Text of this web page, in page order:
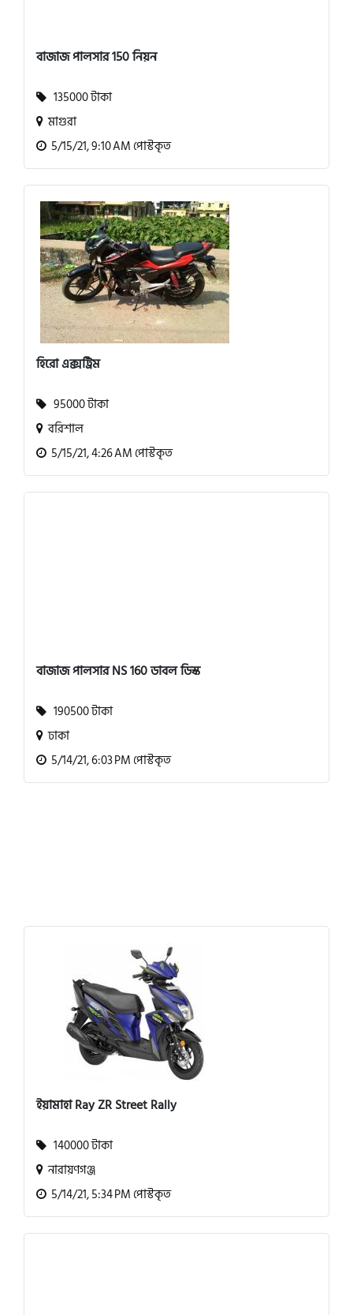
বাজাজ পালসার 150 নিয়ন
135000 টাকা
মাগুরা
5/15/21, 9:10 AM পোস্টকৃত
হিরো এক্সট্রিম
95000 টাকা
বরিশাল
5/15/21, 4:26 AM পোস্টকৃত
বাজাজ পালসার NS 160 ডাবল ডিস্ক
190500 টাকা
ঢাকা
5/14/21, 6:03 PM পোস্টকৃত
ইয়ামাহা Ray ZR Street Rally
140000 টাকা
নারায়ণগঞ্জ
5/14/21, 5:34 PM পোস্টকৃত